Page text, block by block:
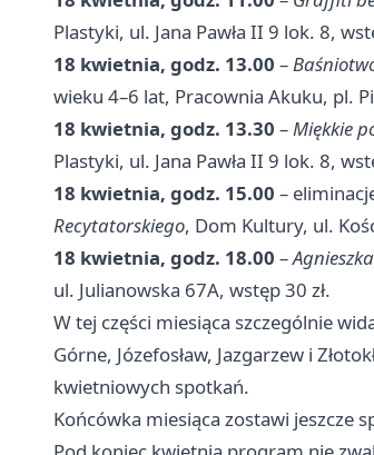
Plastyki, ul. Jana Pawła II 9 lok. 8,
18 kwietnia, godz. 13.00 –
wieku 4–6 lat, Pracownia Akuku, pl.
18 kwietnia, godz. 13.30 –Miękkie
Plastyki, ul. Jana Pawła II 9 lok. 8,
18 kwietnia, godz. 15.00 –
Recytatorskiego, Dom Kultury, ul.
18 kwietnia, godz. 18.00 –
ul. Julianowska 67A, wstęp 30 zł.
W tej części miesiąca szczególnie
Górne, Józefosław, Jazgarzew i
kwietniowych spotkań.
Końcówka miesiąca zostawi jeszcze